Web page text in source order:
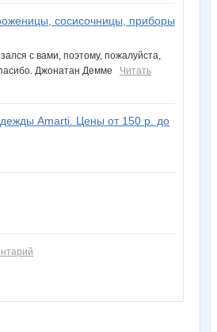
сосисочницы, приборы
с вами, поэтому, пожалуйста,
Джонатан Демме Читать
Amarti. Цены от 150 р. до